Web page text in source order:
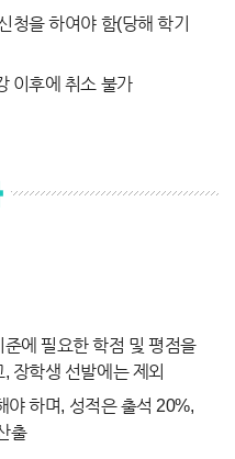
청을 하여야 함(당해 학기
이후에 취소 불가
에 필요한 학점 및 평점을
장학생 선발에는 제외
야 하며, 성적은 출석 20%,
출